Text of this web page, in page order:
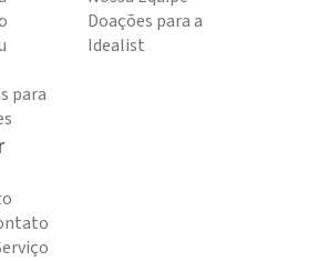
para
Doações para a
Idealist